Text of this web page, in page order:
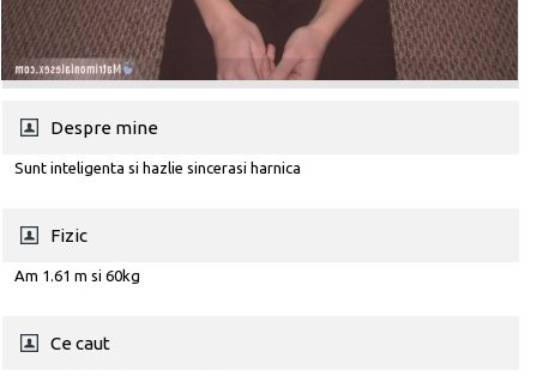
Despre mine
Sunt inteligenta si hazlie sincerasi harnica
Fizic
Am 1.61 m si 60kg
Ce caut